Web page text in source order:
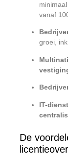
vanaf
groei,
IT-
De